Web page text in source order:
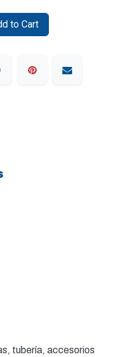
to Cart
tubería, accesorios